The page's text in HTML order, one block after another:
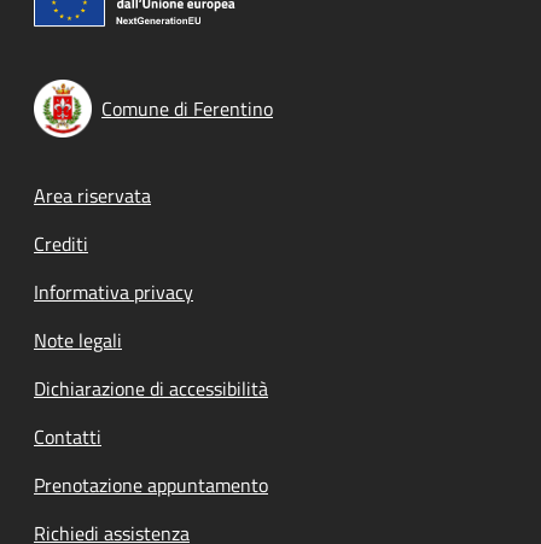
Comune di Ferentino
Footer menu
Area riservata
Crediti
Informativa privacy
Note legali
Dichiarazione di accessibilità
Contatti
Prenotazione appuntamento
Richiedi assistenza